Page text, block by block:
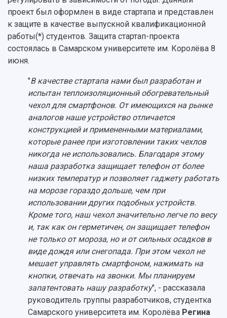
Сведения об образовательной организации
Официальные документы
проект был оформлен в виде стартапа и представлен
к защите в качестве выпускной квалификационной
работы(*) студентов. Защита стартап-проекта
состоялась в Самарском университете им. Королёва 8
июня.
"В качестве стартапа нами был разработан и
испытан теплоизоляционный обогревательный
чехол для смартфонов. От имеющихся на рынке
аналогов наше устройство отличается
конструкцией и примененными материалами,
которые ранее при изготовлении таких чехлов
никогда не использовались. Благодаря этому
наша разработка защищает телефон от более
низких температур и позволяет гаджету работать
на морозе гораздо дольше, чем при
использовании других подобных устройств.
Кроме того, наш чехол значительно легче по весу
и, так как он герметичен, он защищает телефон
не только от мороза, но и от сильных осадков в
виде дождя или снегопада. При этом чехол не
мешает управлять смартфоном, нажимать на
кнопки, отвечать на звонки. Мы планируем
запатентовать нашу разработку", - рассказала
руководитель группы разработчиков, студентка
Самарского университета им. Королёва Регина